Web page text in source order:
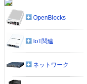
OpenBlocks
IoT関連
ネットワーク